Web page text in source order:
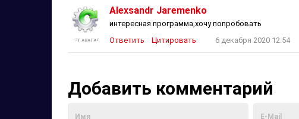
Alexsandr Jaremenko
интересная программа,хочу попробовать
Ответить
Цитировать 6 декабря 2020 12:54
Добавить комментарий